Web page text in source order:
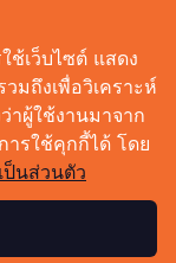
ช้เว็บไซต์ แสดง
มถึงเพื่อวิเคราะห์
าผู้ใช้งานมาจาก
รใช้คุกกี้ได้ โดย
ป็นส่วนตัว